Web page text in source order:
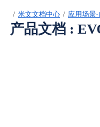
米文文档中心 应用场景-
产品文档 :